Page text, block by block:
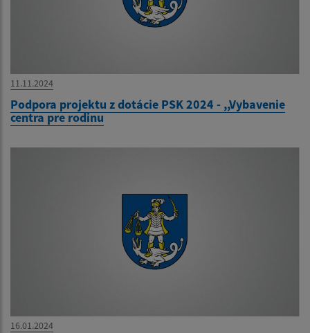
11.11.2024
Podpora projektu z dotácie PSK 2024 - ,,Vybavenie
centra pre rodinu
16.01.2024